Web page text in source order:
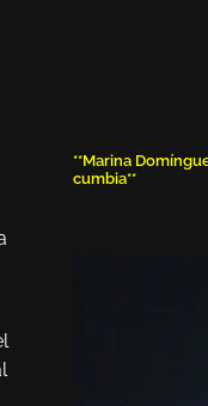
**Marina
cumbia**